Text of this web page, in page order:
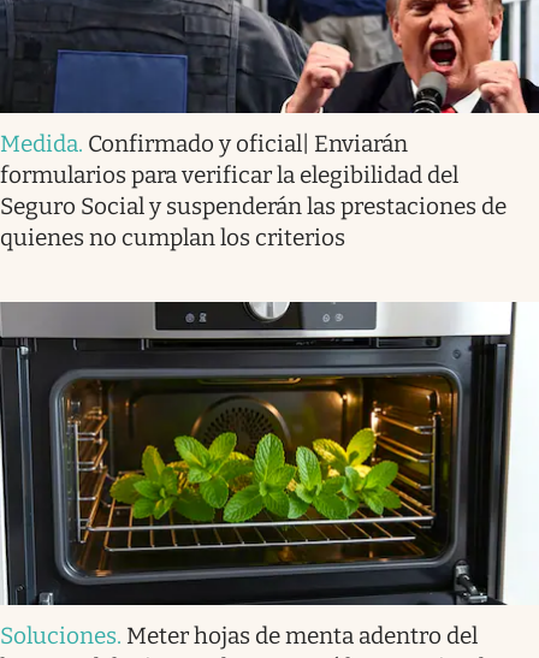
Medida. Confirmado y oficial| Enviarán
formularios para verificar la elegibilidad del
Seguro Social y suspenderán las prestaciones de
quienes no cumplan los criterios
Soluciones. Meter hojas de menta adentro del